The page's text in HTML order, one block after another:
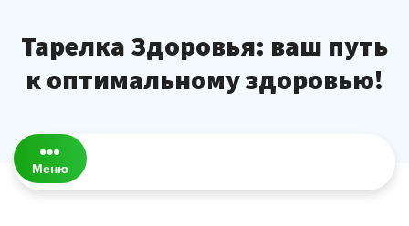
содержимому
Тарелка Здоровья: ваш путь
к оптимальному здоровью!
Меню